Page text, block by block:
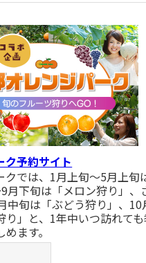
」』 催行まであと少し!
発 国内おすすめバス旅行『【10/
2026年秋「益子陶器市」日帰りツ
発 国内おすすめバス旅行『【催行
光のシンクロ！圧巻のミュージック
大会」日帰りツアー』 催行決定し
関東発 国内おすすめバス旅行『東
決定】秋の大人気企画！「シャイ
＆日本三大和牛「近江牛すき焼き
じさんデッキ」』 催行決定しまし
,15日,22日,24日,28日出発 関東
催行決定】東京
アンズ日帰りツアー』 催行決定
,23日,29日出発 関東発 国内おす
催行決定】東京・新宿発
日帰りツアー』 催行まであと少し!
ク予約サイト
クでは、1月上旬～5月上旬
月下旬は「メロン狩り」、
中旬は「ぶどう狩り」、10
り」と、1年中いつ訪れて
ます。